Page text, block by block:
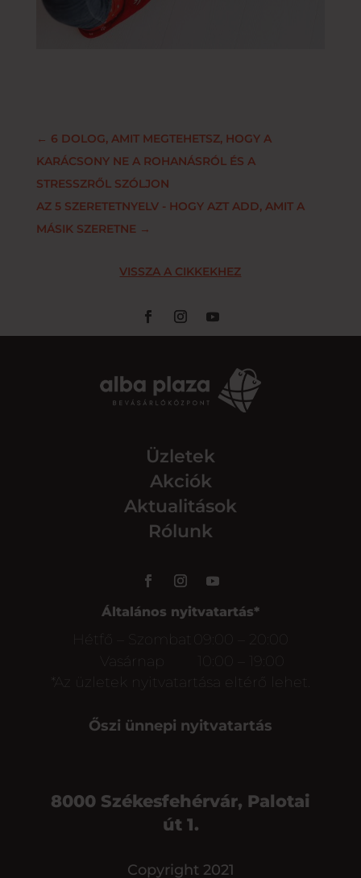
← 6 DOLOG, AMIT MEGTEHETSZ, HOGY A
KARÁCSONY NE A ROHANÁSRÓL ÉS A
STRESSZRŐL SZÓLJON
AZ 5 SZERETETNYELV - HOGY AZT ADD, AMIT A
MÁSIK SZERETNE→
VISSZA A CIKKEKHEZ
Üzletek
Akciók
Aktualitások
Rólunk
Általános nyitvatartás*
Hétfő – Szombat
09:00 – 20:00
Vasárnap
10:00 – 19:00
*Az üzletek nyitvatartása eltérő lehet.
Őszi ünnepi nyitvatartás
8000 Székesfehérvár, Palotai
út 1.
Copyright 2021